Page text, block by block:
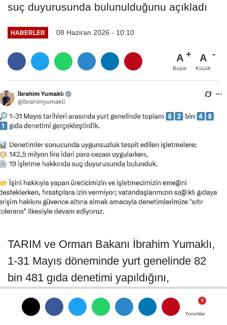
Yorumlar
Yorumlar
Yorumlar
suç duyurusunda bulunulduğunu açıkladı
HABERLER 08 Haziran 2026 - 10:10
Yorumlar
A
Büyüt
A
Küçült
TARIM ve Orman Bakanı İbrahim Yumaklı,
1-31 Mayıs döneminde yurt genelinde 82
bin 481 gıda denetimi yapıldığını,
uygunsuzluk tespit edilen işletmelere 142,5
milyon lira idari para cezası uygulandığını,